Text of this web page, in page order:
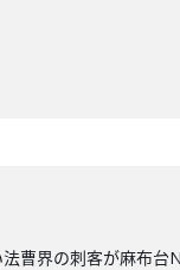
曹界の刺客が麻布